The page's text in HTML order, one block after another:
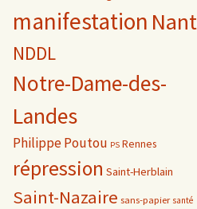
manifestation
NDDL
Notre-Dame-des-
Landes
Philippe Poutou PS Rennes
répression Saint-Herblain
Saint-Nazaire sans-papier santé